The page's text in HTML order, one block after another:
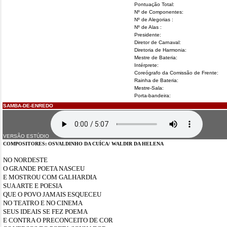
Pontuação Total:
Nº de Componentes:
Nº de Alegorias :
Nº de Alas :
Presidente:
Diretor de Carnaval:
Diretoria de Harmonia:
Mestre de Bateria:
Intérprete:
Coreógrafo da Comissão de Frente:
Rainha de Bateria:
Mestre-Sala:
Porta-bandeira:
SAMBA-DE-ENREDO
VERSÃO ESTÚDIO
COMPOSITORES: OSVALDINHO DA CUÍCA/ WALDIR DA HELENA
NO NORDESTE
O GRANDE POETA NASCEU
E MOSTROU COM GALHARDIA
SUA ARTE E POESIA
QUE O POVO JAMAIS ESQUECEU
NO TEATRO E NO CINEMA
SEUS IDEAIS SE FEZ POEMA
E CONTRA O PRECONCEITO DE COR